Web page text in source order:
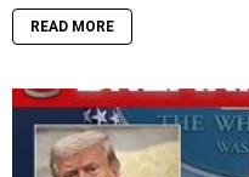
READ MORE